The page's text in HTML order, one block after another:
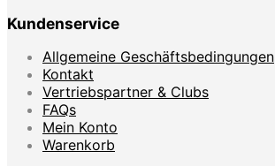
Kundenservice
Allgemeine Geschäftsbedingungen
Kontakt
Vertriebspartner & Clubs
FAQs
Mein Konto
Warenkorb